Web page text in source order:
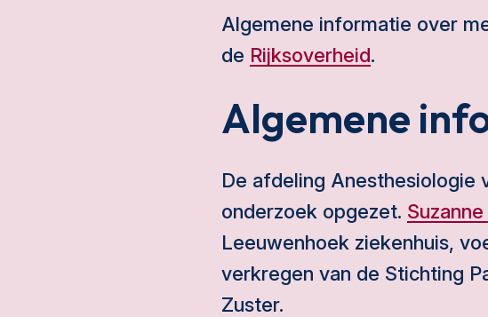
Algemene informatie over
de Rijksoverheid.
Algemene
De afdeling Anesthesiologie
onderzoek opgezet.
Leeuwenhoek ziekenhuis,
verkregen van de Stichting
Zuster.